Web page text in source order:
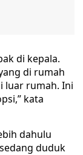
di kepala.
di rumah
luar rumah. Ini
kata
dahulu
duduk